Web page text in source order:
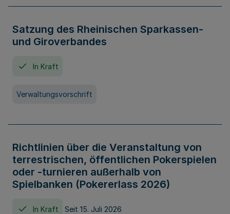
Satzung des Rheinischen Sparkassen-
und Giroverbandes
In Kraft
Verwaltungsvorschrift
Richtlinien über die Veranstaltung von
terrestrischen, öffentlichen Pokerspielen
oder -turnieren außerhalb von
Spielbanken (Pokererlass 2026)
In Kraft Seit 15. Juli 2026